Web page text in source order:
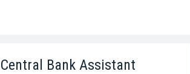
Central Bank Assistant